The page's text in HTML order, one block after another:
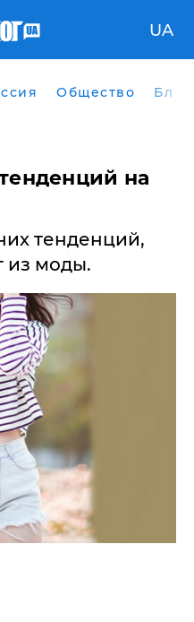
UA
Общество
на
тенденций,
из моды.